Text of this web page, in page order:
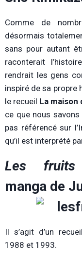
Comme de
désormais
sans pour autant
raconterait
rendrait les gens
inspiré de sa propre
le recueil La maison
ce que nous
pas référencé sur
qu’il est interprété
Les fruits
manga de
Il s’agit d’un
1988 et 1993.